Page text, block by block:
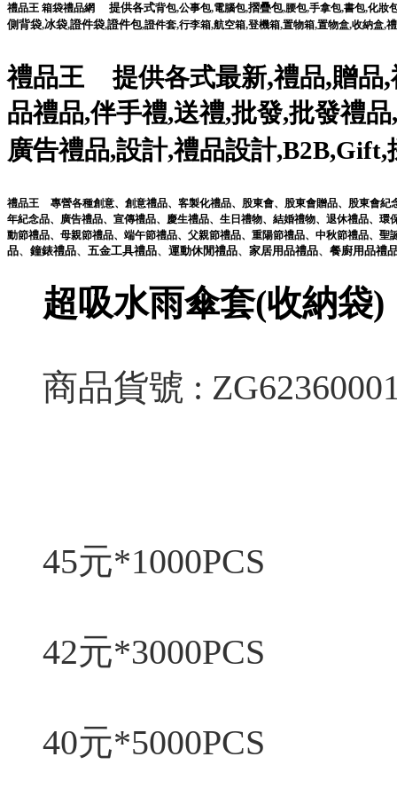
禮品王 箱袋禮品網 提供各式背包,公事包,電腦包,摺疊包,腰包,手拿包,書包,化妝
側背袋,冰袋,證件袋,證件包,證件套,行李箱,航空箱,登機箱,置物箱,置物盒,收納盒,
禮品王 提供各式最新,禮品,贈品,
品禮品,伴手禮,送禮,批發,批發禮品,
廣告禮品,設計,禮品設計,B2B,Gift,
禮品王 專營各種創意、 創意禮品、 客製化禮品、 股東會、 股東會贈品、 股東會紀
年紀念品、 廣告禮品、 宣傳禮品、 慶生禮品、 生日禮物、 結婚禮物、 退休禮品、 環
動節禮品、 母親節禮品、 端午節禮品、 父親節禮品、 重陽節禮品、 中秋節禮品、 聖
品、 鐘錶禮品、 五金工具禮品、 運動休閒禮品、 家居用品禮品、 餐廚用品禮
超吸水雨傘套(收納袋)
商品貨號 :
45元*1000PCS
42元*3000PCS
40元*5000PCS